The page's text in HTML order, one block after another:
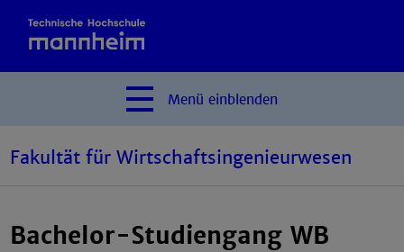
Menü einblenden
Fakultät für Wirtschaftsingenieurwesen
Bachelor-Studiengang WB